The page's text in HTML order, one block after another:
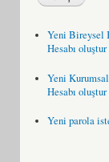
Yeni Bireysel
Hesabı oluştur
Yeni
Hesabı oluştur
Yeni parola